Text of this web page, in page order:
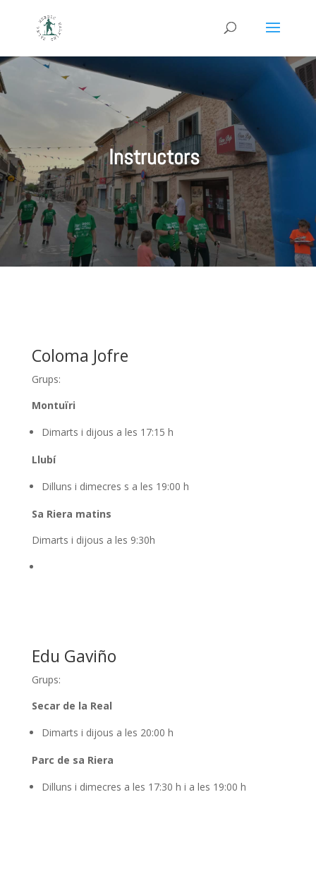
Instructors
Coloma Jofre
Grups:
Montuïri
Dimarts i dijous a les 17:15 h
Llubí
Dilluns i dimecres s a les 19:00 h
Sa Riera matins
Dimarts i dijous a les 9:30h
Edu Gaviño
Grups:
Secar de la Real
Dimarts i dijous a les 20:00 h
Parc de sa Riera
Dilluns i dimecres a les 17:30 h i a les 19:00 h